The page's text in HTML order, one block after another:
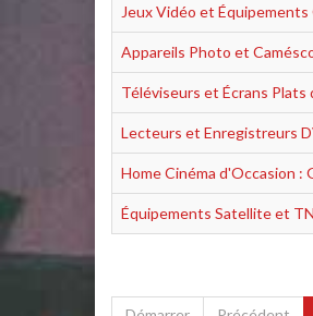
Jeux Vidéo et
Appareils Photo et
Téléviseurs et Écrans
Lecteurs et Enregistreurs
Home Cinéma d'Occasion
Équipements Satellite et